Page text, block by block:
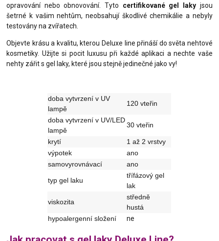
opravování nebo obnovování. Tyto certifikované gel laky jsou
šetrné k vašim nehtům, neobsahují škodlivé chemikálie a nebyly
testovány na zvířatech.
Objevte krásu a kvalitu, kterou Deluxe line přináší do světa nehtové
kosmetiky. Užijte si pocit luxusu při každé aplikaci a nechte vaše
nehty zářit s gel laky, které jsou stejně jedinečné jako vy!
doba vytvrzení v UV
lampě
120 vteřin
doba vytvrzení v UV/LED
lampě
30 vteřin
krytí
1 až 2 vrstvy
výpotek
ano
samovyrovnávací
ano
typ gel laku
třífázový gel
lak
viskozita
středně
hustá
hypoalergenní složení
ne